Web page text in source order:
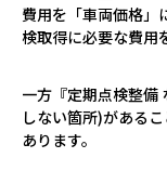
費用を「車両価格」
検取得に必要な費用
一方『定期点検整備
しない箇所)がある
あります。